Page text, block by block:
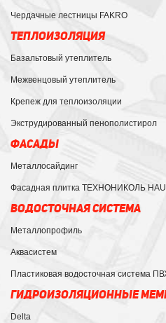
Чердачные лестницы FAKRO
ТЕПЛОИЗОЛЯЦИЯ
Базальтовый утеплитель
Межвенцовый утеплитель
Крепеж для теплоизоляции
Экструдированный пенополистирол
ФАСАДЫ
Металлосайдинг
Фасадная плитка ТЕХНОНИКОЛЬ
ВОДОСТОЧНАЯ СИСТЕМА
Металлопрофиль
Аквасистем
Пластиковая водосточная система
ГИДРОИЗОЛЯЦИОННЫЕ
Delta